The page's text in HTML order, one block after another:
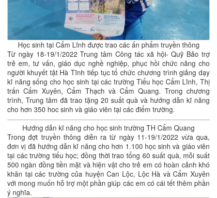
Học sinh tại Cẩm Lĩnh được trao các ấn phẩm truyền thông
Từ ngày 18-19/1/2022 Trung tâm Công tác xã hội- Quỹ Bảo trợ
trẻ em, tư vấn, giáo dục nghề nghiệp, phục hồi chức năng cho
người khuyết tật Hà Tĩnh tiếp tục tổ chức chương trình giảng dạy
kĩ năng sống cho học sinh tại các trường Tiểu học Cẩm Lĩnh, Thị
trấn Cẩm Xuyên, Cẩm Thạch và Cẩm Quang. Trong chương
trình, Trung tâm đã trao tặng 20 suất quà và hướng dẫn kĩ năng
cho hơn 350 hoc sinh và giáo viên tại các điểm trường.
Hướng dẫn kĩ năng cho học sinh trường TH Cẩm Quang
Trong đợt truyền thông diễn ra từ ngày 11-19/1/2022 vừa qua,
đơn vị đã hướng dẫn kĩ năng cho hơn 1.100 học sinh và giáo viên
tại các trường tiểu học; đồng thời trao tổng 60 suất quà, mỗi suất
500 ngàn đồng tiền mặt và hiện vật cho trẻ em có hoàn cảnh khó
khăn tại các trường của huyện Can Lộc, Lộc Hà và Cẩm Xuyên
với mong muốn hỗ trợ một phần giúp các em có cái tết thêm phần
ý nghĩa.